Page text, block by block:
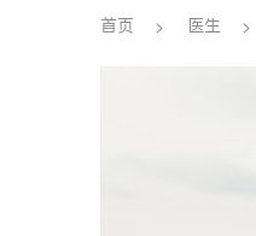
养老 非
首页 医生